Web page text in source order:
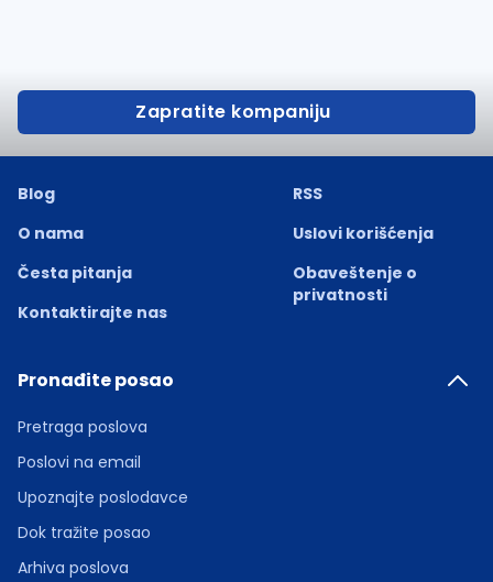
Zapratite kompaniju
Blog
O nama
Česta pitanja
Kontaktirajte nas
RSS
Uslovi korišćenja
Obaveštenje o
privatnosti
Pronađite posao
Pretraga poslova
Poslovi na email
Upoznajte poslodavce
Dok tražite posao
Arhiva poslova